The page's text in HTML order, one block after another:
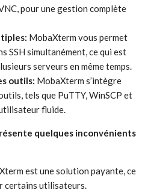
pour une gestion complète
MobaXterm vous permet
SSH simultanément, ce qui est
serveurs en même temps.
outils: MobaXterm s’intègre
tels que PuTTY, WinSCP et
fluide.
quelques inconvénients
est une solution payante, ce
certains utilisateurs.